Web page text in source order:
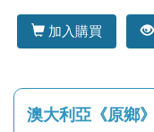
加入購買
澳大利亞《原鄉